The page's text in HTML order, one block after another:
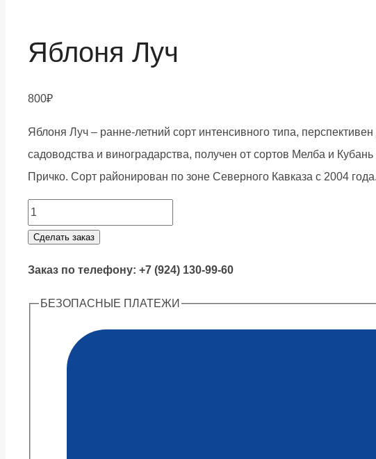
Яблоня Луч
800₽
Яблоня Луч – ранне-летний сорт интенсивного типа,
садоводства и виноградарства, получен от сортов Мелба и
Причко. Сорт районирован по зоне Северного Кавказа с 2004 года.
Яблоня
Луч
Сделать заказ
Заказ по телефону: +7 (924) 130-99-60
БЕЗОПАСНЫЕ ПЛАТЕЖИ